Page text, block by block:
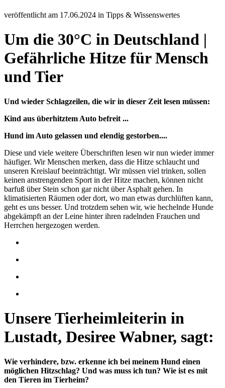
veröffentlicht am 17.06.2024 in Tipps & Wissenswertes
Um die 30°C in Deutschland |
Gefährliche Hitze für Mensch
und Tier
Und wieder Schlagzeilen, die wir in dieser Zeit lesen müssen:
Kind aus überhitztem Auto befreit ...
Hund im Auto gelassen und elendig gestorben....
Diese und viele weitere Überschriften lesen wir nun wieder immer
häufiger. Wir Menschen merken, dass die Hitze schlaucht und
unseren Kreislauf beeinträchtigt. Wir müssen viel trinken, sollen
keinen anstrengenden Sport in der Hitze machen, können nicht
barfuß über Stein schon gar nicht über Asphalt gehen. In
klimatisierten Räumen oder dort, wo man etwas durchlüften kann,
geht es uns besser. Und trotzdem sehen wir, wie hechelnde Hunde
abgekämpft an der Leine hinter ihren radelnden Frauchen und
Herrchen hergezogen werden.
Unsere Tierheimleiterin in
Lustadt, Desiree Wabner, sagt:
Wie verhindere, bzw. erkenne ich bei meinem Hund einen
möglichen Hitzschlag? Und was muss ich tun? Wie ist es mit
den Tieren im Tierheim?